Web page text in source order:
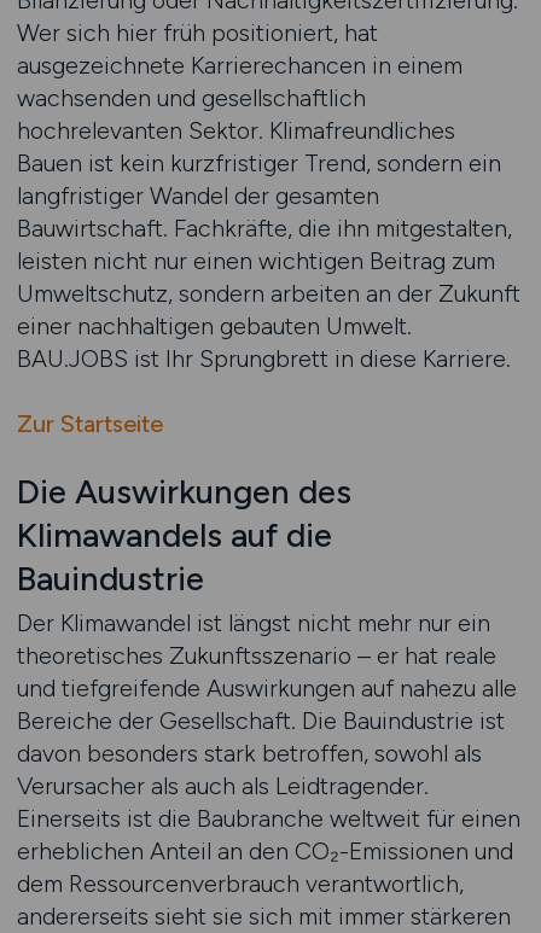
Wer sich hier früh positioniert, hat
ausgezeichnete Karrierechancen in einem
wachsenden und gesellschaftlich
hochrelevanten Sektor. Klimafreundliches
Bauen ist kein kurzfristiger Trend, sondern ein
langfristiger Wandel der gesamten
Bauwirtschaft. Fachkräfte, die ihn mitgestalten,
leisten nicht nur einen wichtigen Beitrag zum
Umweltschutz, sondern arbeiten an der Zukunft
einer nachhaltigen gebauten Umwelt.
BAU.JOBS ist Ihr Sprungbrett in diese Karriere.
Zur Startseite
Die Auswirkungen des
Klimawandels auf die
Bauindustrie
Der Klimawandel ist längst nicht mehr nur ein
theoretisches Zukunftsszenario – er hat reale
und tiefgreifende Auswirkungen auf nahezu alle
Bereiche der Gesellschaft. Die Bauindustrie ist
davon besonders stark betroffen, sowohl als
Verursacher als auch als Leidtragender.
Einerseits ist die Baubranche weltweit für einen
erheblichen Anteil an den CO₂-Emissionen und
dem Ressourcenverbrauch verantwortlich,
andererseits sieht sie sich mit immer stärkeren